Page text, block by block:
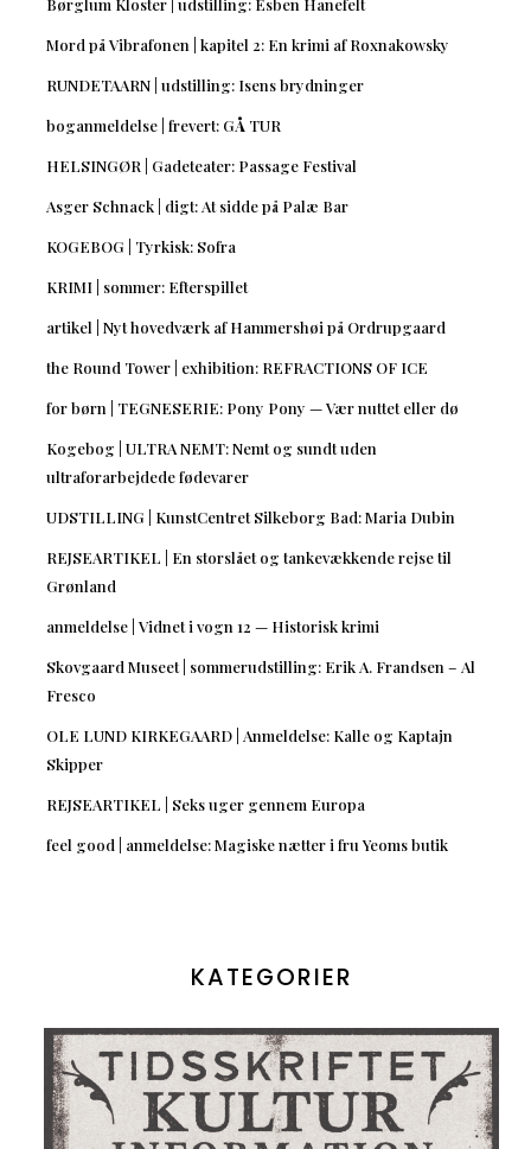
Mord på Vibrafonen | kapitel 2: En krimi af Roxnakowsky
RUNDETAARN | udstilling: Isens brydninger
boganmeldelse | frevert: GÅ TUR
HELSINGØR | Gadeteater: Passage Festival
Asger Schnack | digt: At sidde på Palæ Bar
KOGEBOG | Tyrkisk: Sofra
KRIMI | sommer: Efterspillet
artikel | Nyt hovedværk af Hammershøi på Ordrupgaard
the Round Tower | exhibition: REFRACTIONS OF ICE
for børn | TEGNESERIE: Pony Pony — Vær nuttet eller dø
Kogebog | ULTRA NEMT: Nemt og sundt uden
ultraforarbejdede fødevarer
UDSTILLING | KunstCentret Silkeborg Bad: Maria Dubin
REJSEARTIKEL | En storslået og tankevækkende rejse til
Grønland
anmeldelse | Vidnet i vogn 12 — Historisk krimi
Skovgaard Museet | sommerudstilling: Erik A. Frandsen – Al
Fresco
OLE LUND KIRKEGAARD | Anmeldelse: Kalle og Kaptajn
Skipper
REJSEARTIKEL | Seks uger gennem Europa
feel good | anmeldelse: Magiske nætter i fru Yeoms butik
KATEGORIER